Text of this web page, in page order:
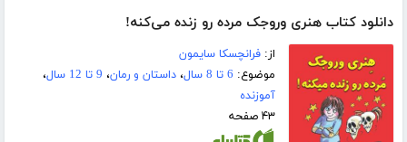
دانلود کتاب هنری وروجک مرده رو زنده می‌کنه!
از:فرانچسکا سایمون
موضوع: 6 تا 8 سال ،داستان و رمان، 9 تا 12 سال
،
آموزنده
۴۳ صفحه